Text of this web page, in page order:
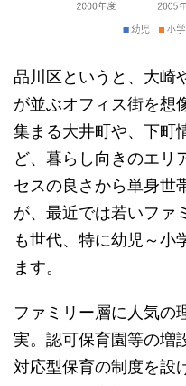
品川区というと、大崎
が並ぶオフィス街を想
集まる大井町や、下町
ど、暮らし向きのエリ
セスの良さから単身世
が、最近では若いファ
も世代、特に幼児～小
ます。
ファミリー層に人気の
実。認可保育園等の増
対応型保育の制度を設